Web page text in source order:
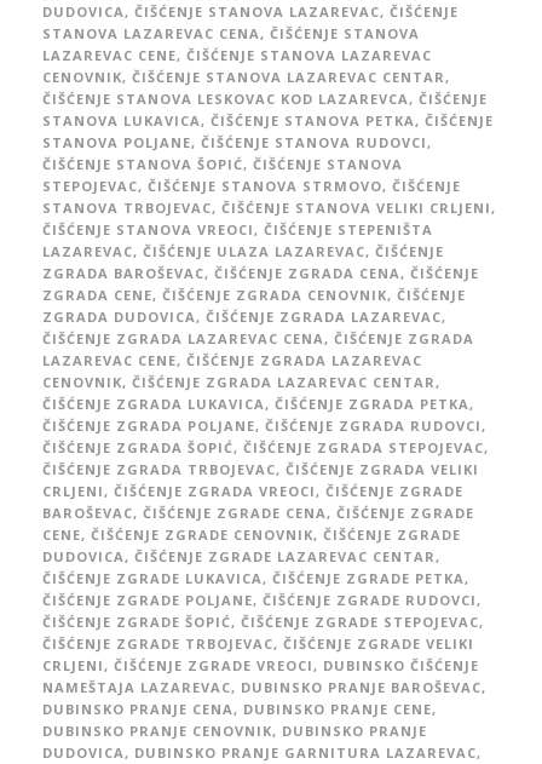
DUDOVICA , ČIŠĆENJE STANOVA LAZAREVAC, ČIŠĆENJE
STANOVA LAZAREVAC CENA , ČIŠĆENJE STANOVA
LAZAREVAC CENE, ČIŠĆENJE STANOVA LAZAREVAC
CENOVNIK, ČIŠĆENJE STANOVA LAZAREVAC CENTAR ,
ČIŠĆENJE STANOVA LESKOVAC KOD LAZAREVCA , ČIŠĆENJE
STANOVA LUKAVICA , ČIŠĆENJE STANOVA PETKA , ČIŠĆENJE
STANOVA POLJANE, ČIŠĆENJE STANOVA RUDOVCI ,
ČIŠĆENJE STANOVA ŠOPIĆ, ČIŠĆENJE STANOVA
STEPOJEVAC, ČIŠĆENJE STANOVA STRMOVO, ČIŠĆENJE
STANOVA TRBOJEVAC, ČIŠĆENJE STANOVA VELIKI CRLJENI ,
ČIŠĆENJE STANOVA VREOCI , ČIŠĆENJE STEPENIŠTA
LAZAREVAC, ČIŠĆENJE ULAZA LAZAREVAC, ČIŠĆENJE
ZGRADA BAROŠEVAC, ČIŠĆENJE ZGRADA CENA , ČIŠĆENJE
ZGRADA CENE, ČIŠĆENJE ZGRADA CENOVNIK, ČIŠĆENJE
ZGRADA DUDOVICA , ČIŠĆENJE ZGRADA LAZAREVAC,
ČIŠĆENJE ZGRADA LAZAREVAC CENA , ČIŠĆENJE ZGRADA
LAZAREVAC CENE, ČIŠĆENJE ZGRADA LAZAREVAC
CENOVNIK, ČIŠĆENJE ZGRADA LAZAREVAC CENTAR ,
ČIŠĆENJE ZGRADA LUKAVICA , ČIŠĆENJE ZGRADA PETKA ,
ČIŠĆENJE ZGRADA POLJANE, ČIŠĆENJE ZGRADA RUDOVCI ,
ČIŠĆENJE ZGRADA ŠOPIĆ, ČIŠĆENJE ZGRADA STEPOJEVAC,
ČIŠĆENJE ZGRADA TRBOJEVAC, ČIŠĆENJE ZGRADA VELIKI
CRLJENI , ČIŠĆENJE ZGRADA VREOCI , ČIŠĆENJE ZGRADE
BAROŠEVAC, ČIŠĆENJE ZGRADE CENA , ČIŠĆENJE ZGRADE
CENE, ČIŠĆENJE ZGRADE CENOVNIK, ČIŠĆENJE ZGRADE
DUDOVICA , ČIŠĆENJE ZGRADE LAZAREVAC CENTAR ,
ČIŠĆENJE ZGRADE LUKAVICA , ČIŠĆENJE ZGRADE PETKA ,
ČIŠĆENJE ZGRADE POLJANE, ČIŠĆENJE ZGRADE RUDOVCI ,
ČIŠĆENJE ZGRADE ŠOPIĆ, ČIŠĆENJE ZGRADE STEPOJEVAC,
ČIŠĆENJE ZGRADE TRBOJEVAC, ČIŠĆENJE ZGRADE VELIKI
CRLJENI , ČIŠĆENJE ZGRADE VREOCI , DUBINSKO ČIŠĆENJE
NAMEŠTAJA LAZAREVAC, DUBINSKO PRANJE BAROŠEVAC,
DUBINSKO PRANJE CENA , DUBINSKO PRANJE CENE,
DUBINSKO PRANJE CENOVNIK, DUBINSKO PRANJE
DUDOVICA , DUBINSKO PRANJE GARNITURA LAZAREVAC,